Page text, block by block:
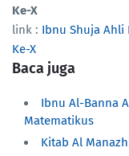
Ke-X
link : Ibnu Shuja Ahli
Ke-X
Baca juga
Ibnu Al-Banna
Matematikus
Kitab Al